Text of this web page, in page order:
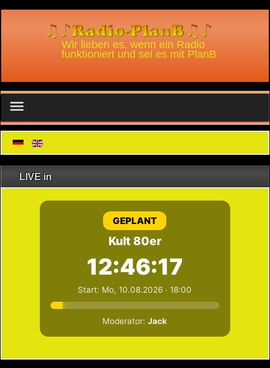
Wir lieben es, wenn ein Radio
funktioniert und sei es mit PlanB
Home
Radio
Infos
LIVE in